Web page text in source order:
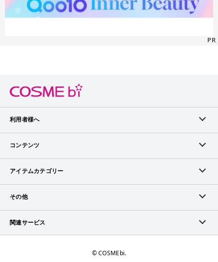
PR
利用者様へ
メンバーログイン
メンバー会員について
アイテム掲載リクエスト
コンテンツ
ランキング
ブランドから探す
ピックアップ特集
アイテムカテゴリー
スキンケア
その他
お問い合わせ（ブランド様）
関連サービス
©︎ COSMEbi.